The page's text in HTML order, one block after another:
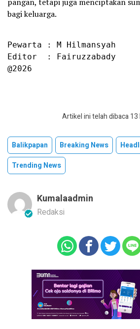
pangan, tetapi juga menciptakan
bagi keluarga.
Pewarta : M Hilmansyah
Editor  : Fairuzzabady
@2026
Artikel ini telah dibaca 13
Balikpapan Breaking News
Trending News
Kumalaadmin
Redaksi